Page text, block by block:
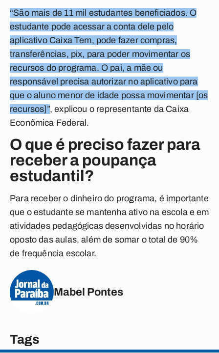
“São mais de 11 mil estudantes beneficiados. O
estudante pode acessar a conta dele pelo
aplicativo Caixa Tem, pode fazer compras,
transferências, pix, para poder movimentar os
recursos do programa. O pai, a mãe ou
responsável precisa autorizar no aplicativo para
que o aluno menor de idade possa movimentar [os
recursos]”, explicou o representante da Caixa
Econômica Federal.
O que é preciso fazer para
receber a poupança
estudantil?
Para receber o dinheiro do programa, é importante
que o estudante se mantenha ativo na escola e em
atividades pedagógicas desenvolvidas no horário
oposto das aulas, além de somar o total de 90%
de frequência escolar.
Mabel Pontes
Tags